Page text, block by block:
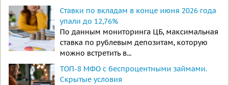
Ставки по вкладам в конце июня 2026 года
упали до 12,76%
По данным мониторинга ЦБ, максимальная
ставка по рублевым депозитам, которую
можно встретить в...
ТОП-8 МФО с беспроцентными займами.
Скрытые условия